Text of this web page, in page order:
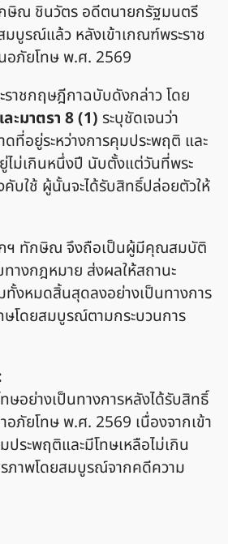
ษิณ ชินวัตร อดีตนายกรัฐมนตรี
บูรณ์แล้ว หลังเข้าเกณฑ์พระราช
อภัยโทษ พ.ศ. 2569
ราชกฤษฎีกาฉบับดังกล่าว โดย
ะมาตรา 8 (1) ระบุชัดเจนว่า
ที่อยู่ระหว่างการคุมประพฤติ และ
ไม่เกินหนึ่งปี นับตั้งแต่วันที่พระ
บใช้ ผู้นั้นจะได้รับสิทธิ์ปล่อยตัวให้
ฯ ทักษิณ จึงถือเป็นผู้มีคุณสมบัติ
างกฎหมาย ส่งผลให้สถานะ
ทั้งหมดสิ้นสุดลงอย่างเป็นทางการ
ษโดยสมบูรณ์ตามกระบวนการ
อย่างเป็นทางการหลังได้รับสิทธิ์
ภัยโทษ พ.ศ. 2569 เนื่องจากเข้า
ประพฤติและมีโทษเหลือไม่เกิน
ภาพโดยสมบูรณ์จากคดีความ